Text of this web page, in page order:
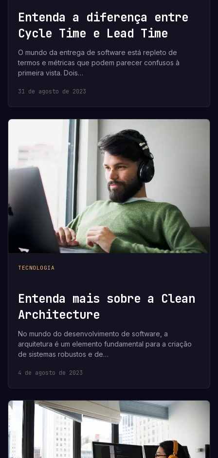
Entenda a diferença entre
Cycle Time e Lead Time
O mundo da entrega de software está repleto de
termos e métricas que podem parecer confusos à
primeira vista. Dois…
31 de agosto de 2023
TECNOLOGIA
Entenda mais sobre a Clean
Architecture
No mundo do desenvolvimento de software, a
arquitetura é um elemento fundamental para a criação
de sistemas robustos e de…
4 de agosto de 2023